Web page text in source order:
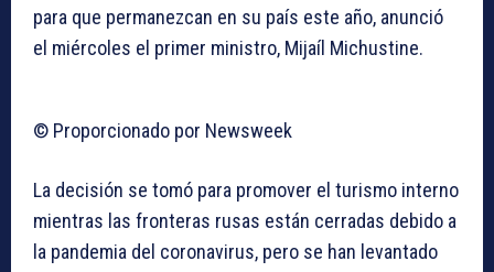
para que permanezcan en su país este año, anunció
el miércoles el primer ministro, Mijaíl Michustine.
© Proporcionado por Newsweek
La decisión se tomó para promover el turismo interno
mientras las fronteras rusas están cerradas debido a
la pandemia del coronavirus, pero se han levantado